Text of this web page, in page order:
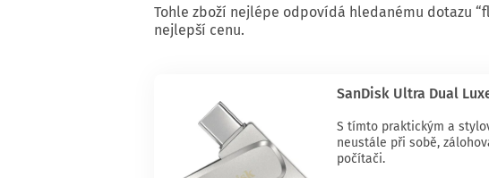
Tohle zboží nejlépe odpovídá hledanému dotazu
nejlepší cenu.
SanDisk Ultra Dual
S tímto praktickým a
neustále při sobě,
počítači.